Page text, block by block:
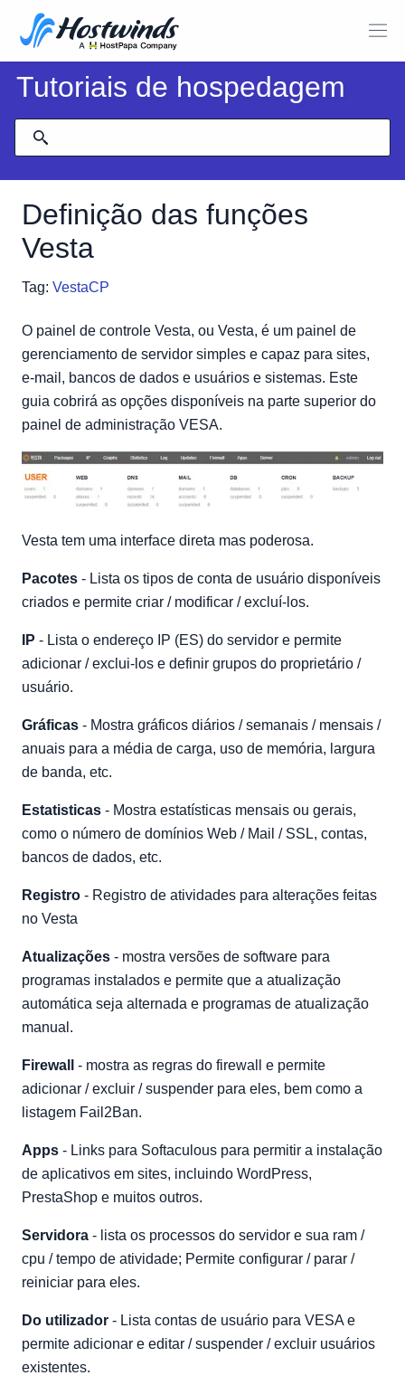
Tutoriais de hospedagem
Definição das funções
Vesta
Tag: VestaCP
O painel de controle Vesta, ou Vesta, é um painel de
gerenciamento de servidor simples e capaz para sites,
e-mail, bancos de dados e usuários e sistemas. Este
guia cobrirá as opções disponíveis na parte superior do
painel de administração VESA.
Vesta tem uma interface direta mas poderosa.
Pacotes - Lista os tipos de conta de usuário disponíveis
criados e permite criar / modificar / excluí-los.
IP - Lista o endereço IP (ES) do servidor e permite
adicionar / exclui-los e definir grupos do proprietário /
usuário.
Gráficas - Mostra gráficos diários / semanais / mensais /
anuais para a média de carga, uso de memória, largura
de banda, etc.
Estatisticas - Mostra estatísticas mensais ou gerais,
como o número de domínios Web / Mail / SSL, contas,
bancos de dados, etc.
Registro - Registro de atividades para alterações feitas
no Vesta
Atualizações - mostra versões de software para
programas instalados e permite que a atualização
automática seja alternada e programas de atualização
manual.
Firewall
- mostra as regras do firewall e permite
adicionar / excluir / suspender para eles, bem como a
listagem Fail2Ban.
Apps - Links para Softaculous para permitir a instalação
de aplicativos em sites, incluindo WordPress,
PrestaShop e muitos outros.
Servidora - lista os processos do servidor e sua ram /
cpu / tempo de atividade; Permite configurar / parar /
reiniciar para eles.
Do utilizador - Lista contas de usuário para VESA e
permite adicionar e editar / suspender / excluir usuários
existentes.